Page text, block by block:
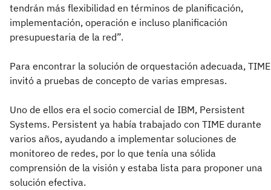
tendrán más flexibilidad en términos de planificación,
implementación, operación e incluso planificación
presupuestaria de la red”.
Para encontrar la solución de orquestación adecuada, TIME
invitó a pruebas de concepto de varias empresas.
Uno de ellos era el socio comercial de IBM, Persistent
Systems. Persistent ya había trabajado con TIME durante
varios años, ayudando a implementar soluciones de
monitoreo de redes, por lo que tenía una sólida
comprensión de la visión y estaba lista para proponer una
solución efectiva.